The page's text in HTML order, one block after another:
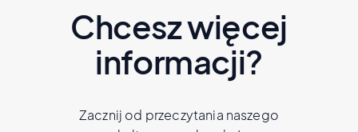
Chcesz więcej
informacji?
Zacznij od przeczytania naszego